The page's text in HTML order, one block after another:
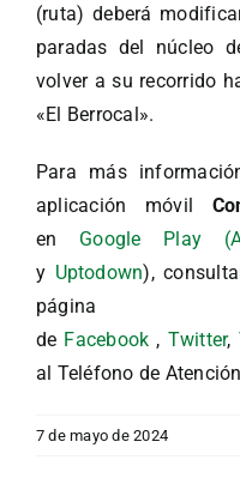
(ruta) deberá
paradas del núcleo
volver a su recorrido
«El Berrocal».
Para más
aplicación móvil
en Google Play
y Uptodown),
de Facebook , Twitter,
al Teléfono de
7 de mayo de 2024